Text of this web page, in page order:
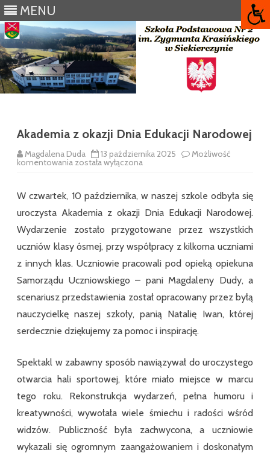
MENU
Akademia z okazji Dnia Edukacji Narodowej
Magdalena Duda 13 października 2025 Możliwość
komentowania Akademia
Edukacji
Narodowej
została wyłączona
W czwartek, 10 października, w naszej szkole odbyła się
uroczysta Akademia z okazji Dnia Edukacji Narodowej.
Wydarzenie zostało przygotowane przez wszystkich
uczniów klasy ósmej, przy współpracy z kilkoma uczniami
z innych klas. Uczniowie pracowali pod opieką opiekuna
Samorządu Uczniowskiego – pani Magdaleny Dudy, a
scenariusz przedstawienia został opracowany przez byłą
nauczycielkę naszej szkoły, panią Natalię Iwan, której
serdecznie dziękujemy za pomoc i inspirację.
Spektakl w zabawny sposób nawiązywał do uroczystego
otwarcia hali sportowej, które miało miejsce w marcu
tego roku. Rekonstrukcja wydarzeń, pełna humoru i
kreatywności, wywołała wiele śmiechu i radości wśród
widzów. Publiczność była zachwycona, a uczniowie
wykazali się ogromnym zaangażowaniem i doskonałym